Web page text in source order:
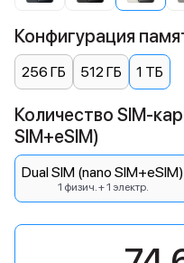
Конфигурация
256 ГБ 512 ГБ 1 ТБ
Количество SIM-
SIM+eSIM)
Dual SIM (nano SIM+eSIM)
1 физич. + 1 электр.